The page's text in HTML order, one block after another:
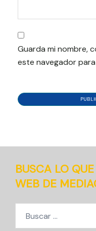
Guarda mi nombre,
este navegador
BUSCA LO
WEB DE